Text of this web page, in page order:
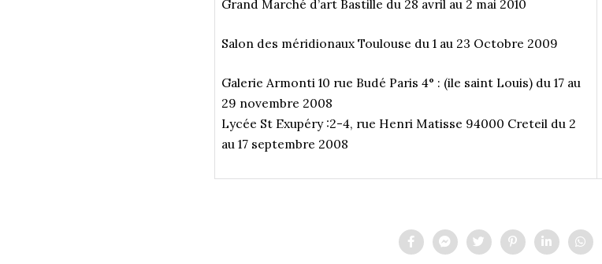
Grand Marché d’art Bastille du 28 avril au 2 mai 2010
Salon des méridionaux Toulouse du 1 au 23 Octobre 2009
Galerie Armonti 10 rue Budé Paris 4° : (ile saint Louis) du 17 au
29 novembre 2008
Lycée St Exupéry :2-4, rue Henri Matisse 94000 Creteil du 2
au 17 septembre 2008